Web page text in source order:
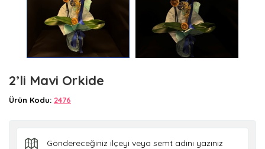
2’li Mavi Orkide
Ürün Kodu: 2476